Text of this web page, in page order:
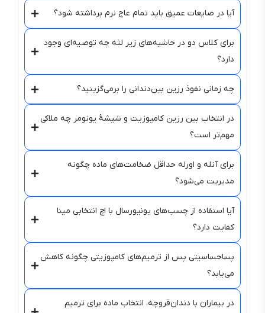
آیا در ضایعات عمیق باید تمام عاج نرم برداشته شود؟
برای کلاس دو در حاشیه‌های زیر لثه چه توصیه‌ای وجود
دارد؟
چه زمانی نفوذ رزین بین‌دندانی را برمی‌گزینید؟
در انتخاب بین رزین کامپوزیت و شیشهٔ یونومر چه ملاکی
مهم‌تر است؟
برای آنله و اورله حداقل ضخامت‌های ماده چگونه
مدیریت می‌شود؟
آیا استفاده از چسب‌های یونیورسال با اچ انتخابی مینا
کفایت دارد؟
پسا‌حساسیتی پس از ترمیم‌های کامپوزیتی چگونه کاهش
می‌یابد؟
در بیماران با دندان‌قروچه، انتخاب ماده برای ترمیم